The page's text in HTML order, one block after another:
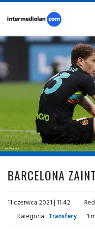
fot. © inter.it
BARCELONA
11 czerwca 2021 | 11:42
Kategoria: Transfery 1